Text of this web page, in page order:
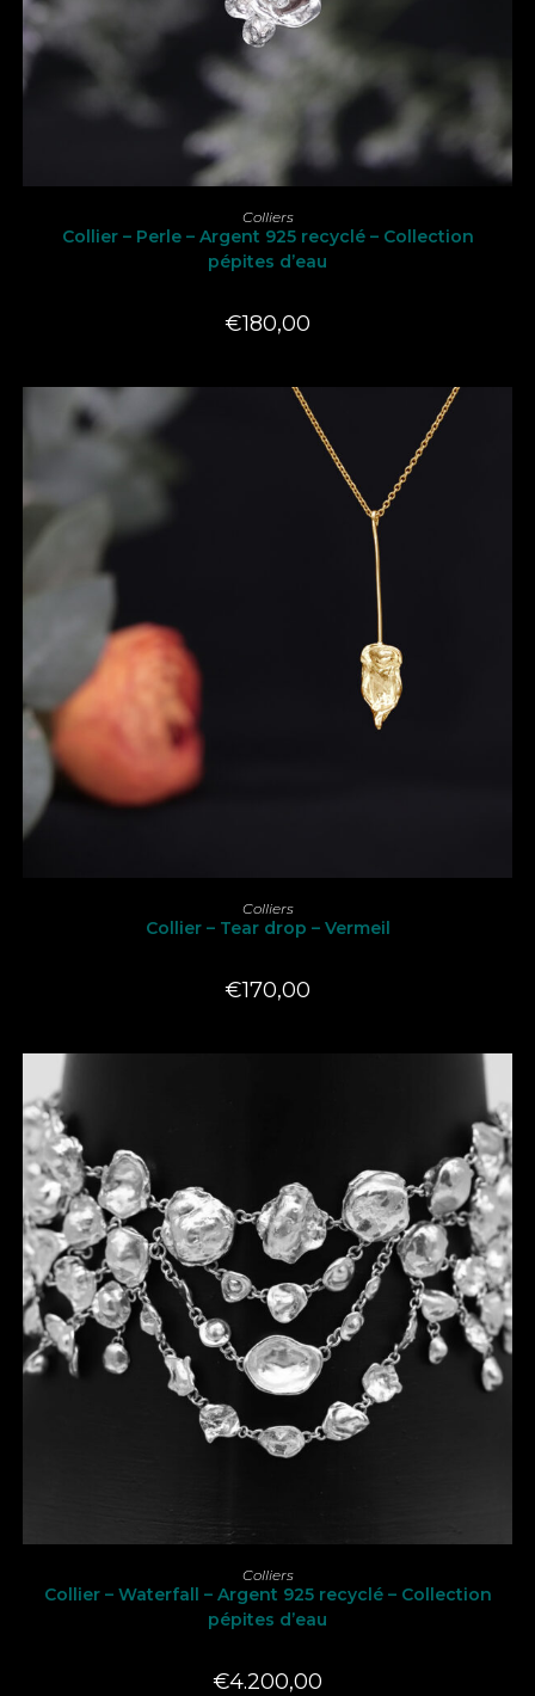
LIRE LA SUITE
Colliers
Collier – Perle – Argent 925 recyclé – Collection
pépites d’eau
€180,00
AJOUTER AU PANIER
Colliers
Collier – Tear drop – Vermeil
€170,00
AJOUTER AU PANIER
Colliers
Collier – Waterfall – Argent 925 recyclé – Collection
pépites d’eau
€4.200,00